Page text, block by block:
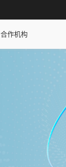
合作机构